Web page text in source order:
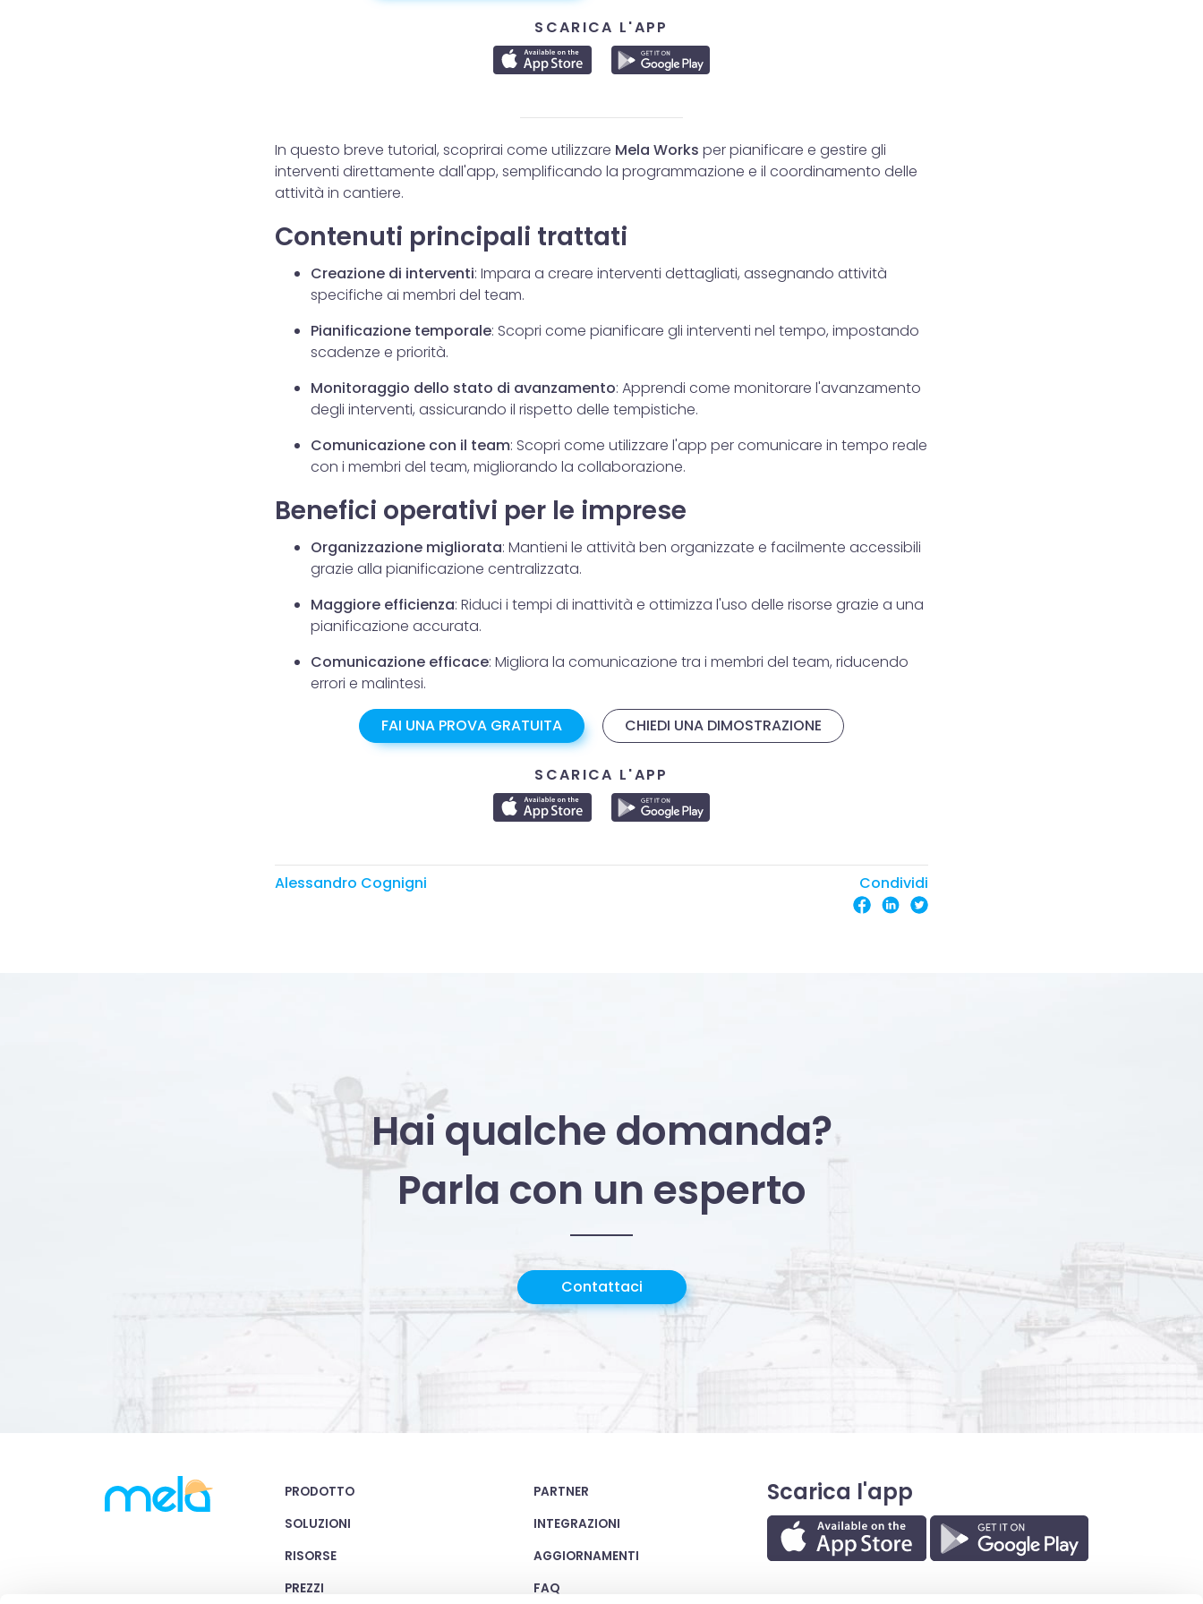
SCARICA L'APP
In questo breve tutorial, scoprirai come utilizzare Mela Works per pianificare e gestire gli
interventi direttamente dall'app, semplificando la programmazione e il coordinamento delle
attività in cantiere.
Contenuti principali trattati
Creazione di interventi: Impara a creare interventi dettagliati, assegnando attività
specifiche ai membri del team.
Pianificazione temporale: Scopri come pianificare gli interventi nel tempo, impostando
scadenze e priorità.
Monitoraggio dello stato di avanzamento: Apprendi come monitorare l'avanzamento
degli interventi, assicurando il rispetto delle tempistiche.
Comunicazione con il team: Scopri come utilizzare l'app per comunicare in tempo reale
con i membri del team, migliorando la collaborazione.
Benefici operativi per le imprese
Organizzazione migliorata: Mantieni le attività ben organizzate e facilmente accessibili
grazie alla pianificazione centralizzata.
Maggiore efficienza: Riduci i tempi di inattività e ottimizza l'uso delle risorse grazie a una
pianificazione accurata.
Comunicazione efficace: Migliora la comunicazione tra i membri del team, riducendo
errori e malintesi.
FAI UNA PROVA GRATUITA CHIEDI UNA DIMOSTRAZIONE
SCARICA L'APP
Alessandro Cognigni Condividi
Hai qualche domanda?
Parla con un esperto
Contattaci
PRODOTTO
SOLUZIONI
RISORSE
PREZZI
PARTNER
INTEGRAZIONI
AGGIORNAMENTI
FAQ
Scarica l'app